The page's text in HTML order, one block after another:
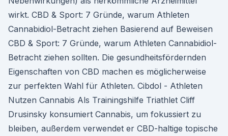
wirkt. CBD & Sport: 7 Gründe, warum Athleten
Cannabidiol-Betracht ziehen Basierend auf Beweisen
CBD & Sport: 7 Gründe, warum Athleten Cannabidiol-
Betracht ziehen sollten. Die gesundheitsfördernden
Eigenschaften von CBD machen es möglicherweise
zur perfekten Wahl für Athleten. Cibdol - Athleten
Nutzen Cannabis Als Trainingshilfe Triathlet Cliff
Drusinsky konsumiert Cannabis, um fokussiert zu
bleiben, außerdem verwendet er CBD-haltige topische